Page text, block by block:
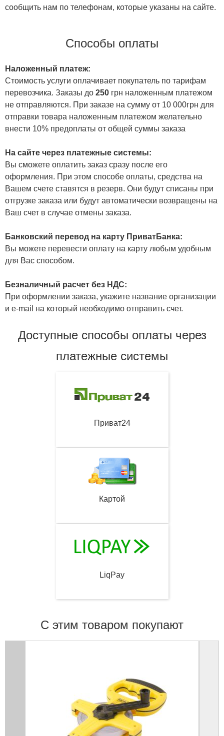
сообщить нам по телефонам, которые указаны на сайте.
Способы оплаты
Наложенный платеж:
Стоимость услуги оплачивает покупатель по тарифам
перевозчика. Заказы до 250 грн наложенным платежом
не отправляются. При заказе на сумму от 10 000грн для
отправки товара наложенным платежом желательно
внести 10% предоплаты от общей суммы заказа
На сайте через платежные системы:
Вы сможете оплатить заказ сразу после его
оформления. При этом способе оплаты, средства на
Вашем счете ставятся в резерв. Они будут списаны при
отгрузке заказа или будут автоматически возвращены на
Ваш счет в случае отмены заказа.
Банковский перевод на карту ПриватБанка:
Вы можете перевести оплату на карту любым удобным
для Вас способом.
Безналичный расчет без НДС:
При оформлении заказа, укажите название организации
и e-mail на который необходимо отправить счет.
Доступные способы оплаты через
платежные системы
Приват24
Картой
LiqPay
С этим товаром покупают